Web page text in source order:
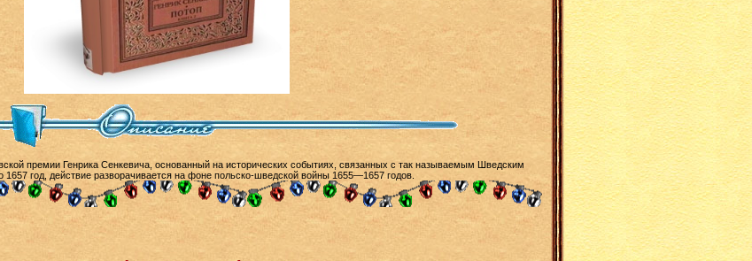
премии Генрика Сенкевича, основанный на исторических событиях, связанных с так называемым Шведским
год, действие разворачивается на фоне польско-шведской войны 1655—1657 годов.